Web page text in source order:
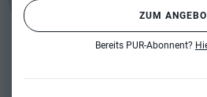
ZUM
Bereits PUR-Abonnent?